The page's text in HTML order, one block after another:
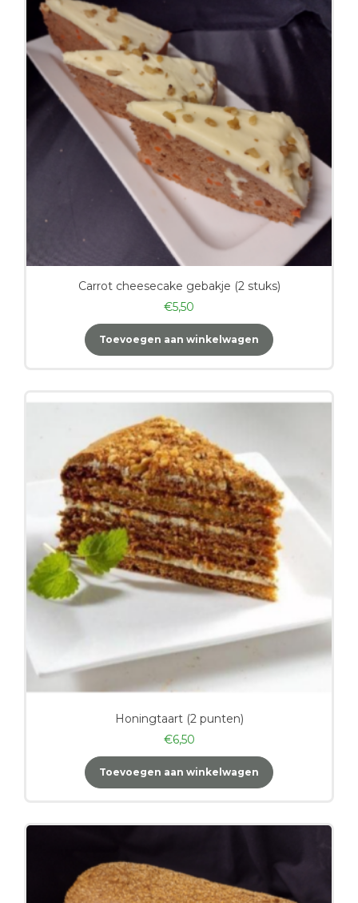
Carrot cheesecake gebakje (2 stuks)
€5,50
Toevoegen aan winkelwagen
Honingtaart (2 punten)
€6,50
Toevoegen aan winkelwagen